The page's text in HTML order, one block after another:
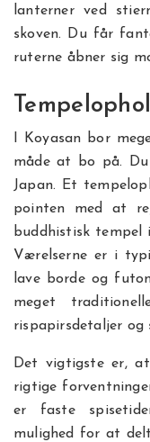
lanterner ved
skoven. Du får
ruterne åbner sig
I Koyasan bor
måde at bo på.
Japan. Et
pointen med at
buddhistisk
Værelserne er i
lave borde og
meget
rispapirsdetaljer og
Det vigtigste er,
rigtige
er faste
mulighed for at